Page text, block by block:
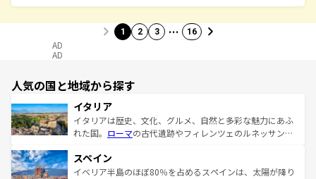
1 2 3 … 16
AD
AD
人気の国と地域から探す
イタリア
イタリアは歴史、文化、グルメ、自然と多彩な魅力にあふ
れた国。 ローマの古代遺跡やフィレンツェのルネッサンス
ろん、トスカーナの美しい田園風景やアマルフィ海岸の絶
景など、自然景観も見逃せない。観光の合間には、本場の
スペイン
イベリア半島のほぼ80％を占めるスペインは、太陽が降り